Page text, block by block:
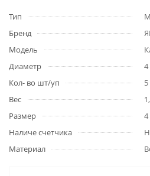
Тип
Бренд
Модель
Диаметр
Кол- во шт/уп
5
Вес
Размер
4
Наличе счетчика
Материал